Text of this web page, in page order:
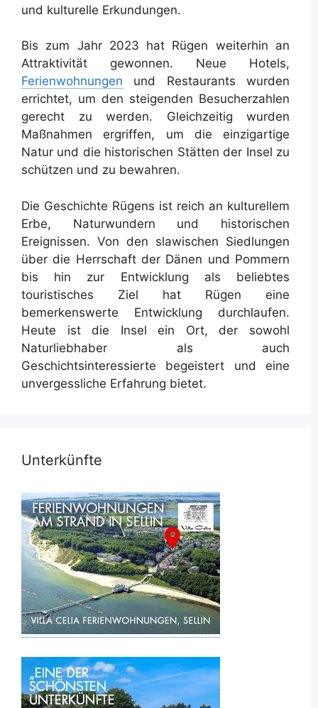
und kulturelle Erkundungen.
Bis zum Jahr 2023 hat Rügen weiterhin an
Attraktivität gewonnen. Neue Hotels,
Ferienwohnungen und Restaurants wurden
errichtet, um den steigenden Besucherzahlen
gerecht zu werden. Gleichzeitig wurden
Maßnahmen ergriffen, um die einzigartige
Natur und die historischen Stätten der Insel zu
schützen und zu bewahren.
Die Geschichte Rügens ist reich an kulturellem
Erbe, Naturwundern und historischen
Ereignissen. Von den slawischen Siedlungen
über die Herrschaft der Dänen und Pommern
bis hin zur Entwicklung als beliebtes
touristisches Ziel hat Rügen eine
bemerkenswerte Entwicklung durchlaufen.
Heute ist die Insel ein Ort, der sowohl
Naturliebhaber als auch
Geschichtsinteressierte begeistert und eine
unvergessliche Erfahrung bietet.
Unterkünfte